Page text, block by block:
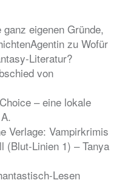
eigenen Gründe,
zu Wofür
Literatur?
von
– eine lokale
Verlage: Vampirkrimis
(Blut-Linien 1) – Tanya
Lesen